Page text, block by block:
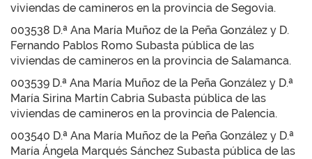
viviendas de camineros en la provincia de Segovia.
003538 D.ª Ana María Muñoz de la Peña González y D.
Fernando Pablos Romo Subasta pública de las
viviendas de camineros en la provincia de Salamanca.
003539 D.ª Ana María Muñoz de la Peña González y D.ª
María Sirina Martín Cabria Subasta pública de las
viviendas de camineros en la provincia de Palencia.
003540 D.ª Ana María Muñoz de la Peña González y D.ª
María Ángela Marqués Sánchez Subasta pública de las